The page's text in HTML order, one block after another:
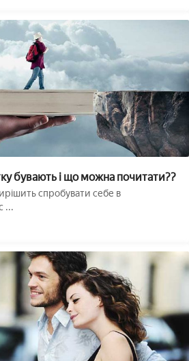
бувають і що можна почитати??
спробувати себе в
...